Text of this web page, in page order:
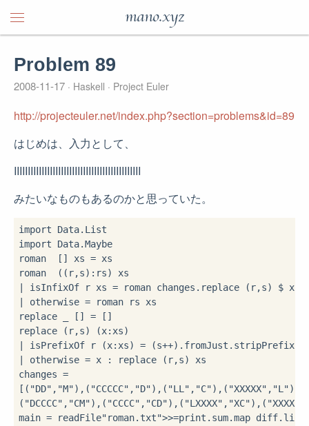
mano.xyz
Problem 89
2008-11-17 Haskell Project Euler
http://projecteuler.net/index.php?section=problems&id=89
はじめは、入力として、
IIIIIIIIIIIIIIIIIIIIIIIIIIIIIIIIIIIIIIIIIIIIII
みたいなものもあるのかと思っていた。
import
import Data.Maybe
roman  [] xs = xs
roman  ((r,s) :
isInfixOf r xs = roman changes . replace (r,s) $
otherwise = roman rs xs
replace _ [] = []
replace (r,s) (x:
isPrefixOf r (x: xs) = (s++) . fromJust . stripPrefix
otherwise = x :
replace (r,s) xs
changes =
[( "DD" , "M"),( "CCCCC" , "D"),( "LL" , "C"),( "XXXXX" , "L"),(
( "DCCCC" , "CM"),( "CCCC" , "CD"),( "LXXXX" , "XC"),( "XXXX"
main = readFile"roman.txt">>=print . sum.map diff.